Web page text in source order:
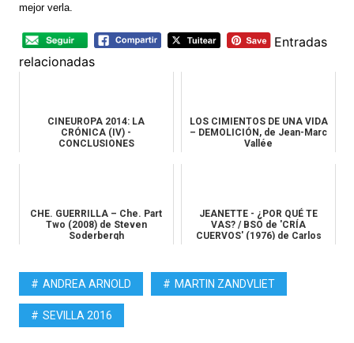
mejor verla.
Entradas
relacionadas
CINEUROPA 2014: LA
CRÓNICA (IV) -
CONCLUSIONES
LOS CIMIENTOS DE UNA VIDA
– DEMOLICIÓN, de Jean-Marc
Vallée
CHE. GUERRILLA – Che. Part
Two (2008) de Steven
Soderbergh
JEANETTE - ¿POR QUÉ TE
VAS? / BSO de 'CRÍA
CUERVOS' (1976) de Carlos
ANDREA ARNOLD MARTIN ZANDVLIET
SEVILLA 2016